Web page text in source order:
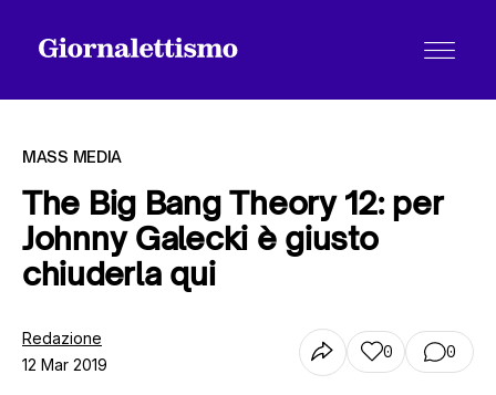
Tutti gli articoli
Chi siamo
MASS MEDIA
The Big Bang Theory 12: per
Johnny Galecki è giusto
chiuderla qui
Redazione
12 Mar 2019
0 0